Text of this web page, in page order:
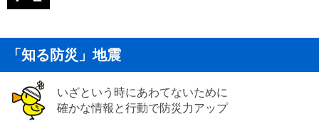
「知る防災」地震
いざという時にあわてないために
確かな情報と行動で防災力アップ